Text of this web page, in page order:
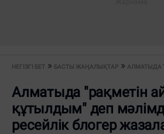
НЕГІЗГІ БЕТ БАСТЫ ЖАҢАЛЫҚТАР АЛМАТЫДА
Алматыда "рақметін
құтылдым" деп
ресейлік блогер